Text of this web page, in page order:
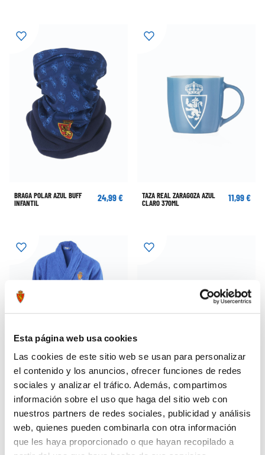
Esta página web usa cookies
Las cookies de este sitio web se usan para personalizar
el contenido y los anuncios, ofrecer funciones de redes
sociales y analizar el tráfico. Además, compartimos
información sobre el uso que haga del sitio web con
nuestros partners de redes sociales, publicidad y análisis
web, quienes pueden combinarla con otra información
que les haya proporcionado o que hayan recopilado a
BRAGA POLAR AZUL BUFF
INFANTIL
24,99 €
TAZA REAL ZARAGOZA AZUL
CLARO 370ML
11,99 €
40,00 € PATUCOS BEBÉ AZUL 12,99 €